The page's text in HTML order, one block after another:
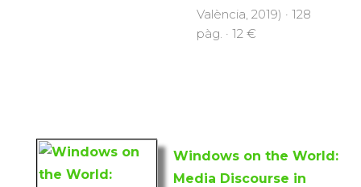
València, 2019) · 128
pàg. · 12 €
Windows on the World:
Media Discourse in